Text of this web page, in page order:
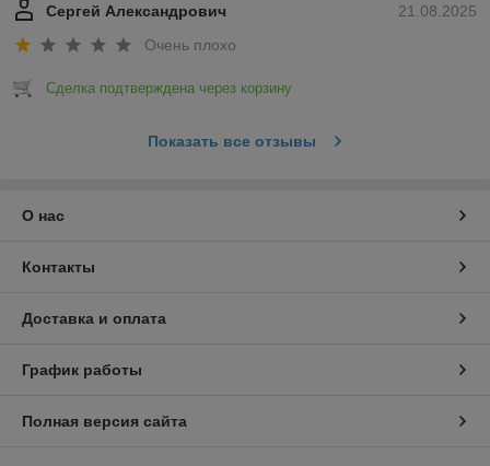
21.08.2025
Сергей Александрович
Очень плохо
Сделка подтверждена через корзину
Показать все отзывы
О нас
Контакты
Доставка и оплата
График работы
Полная версия сайта